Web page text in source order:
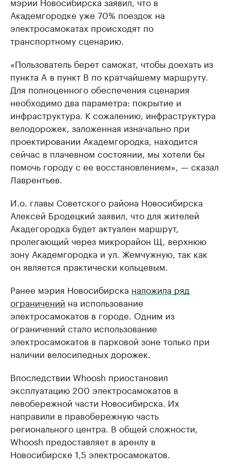
Академгородке уже 70% поездок на
электросамокатах происходят по
транспортному сценарию.
«Пользователь берет самокат, чтобы доехать из
пункта A в пункт B по кратчайшему маршруту.
Для полноценного обеспечения сценария
необходимо два параметра: покрытие и
инфраструктура. К сожалению, инфраструктура
велодорожек, заложенная изначально при
проектировании Академгородка, находится
сейчас в плачевном состоянии, мы хотели бы
помочь городу с ее восстановлением», — сказал
Лаврентьев.
И.о. главы Советского района Новосибирска
Алексей Бродецкий заявил, что для жителей
Акадегородка будет актуален маршрут,
пролегающий через микрорайон Щ, верхнюю
зону Академгородка и ул. Жемчужную, так как
он является практически кольцевым.
Ранее мэрия Новосибирска наложила ряд
ограничений на использование
электросамокатов в городе. Одним из
ограничений стало использование
электросамокатов в парковой зоне только при
наличии велосипедных дорожек.
Впоследствии Whoosh приостановил
эксплуатацию 200 электросамокатов в
левобережной части Новосибирска. Их
направили в правобережную часть
регионального центра. В общей сложности,
Whoosh предоставляет в аренлу в
Новосибирске 1,5 электросамокатов.